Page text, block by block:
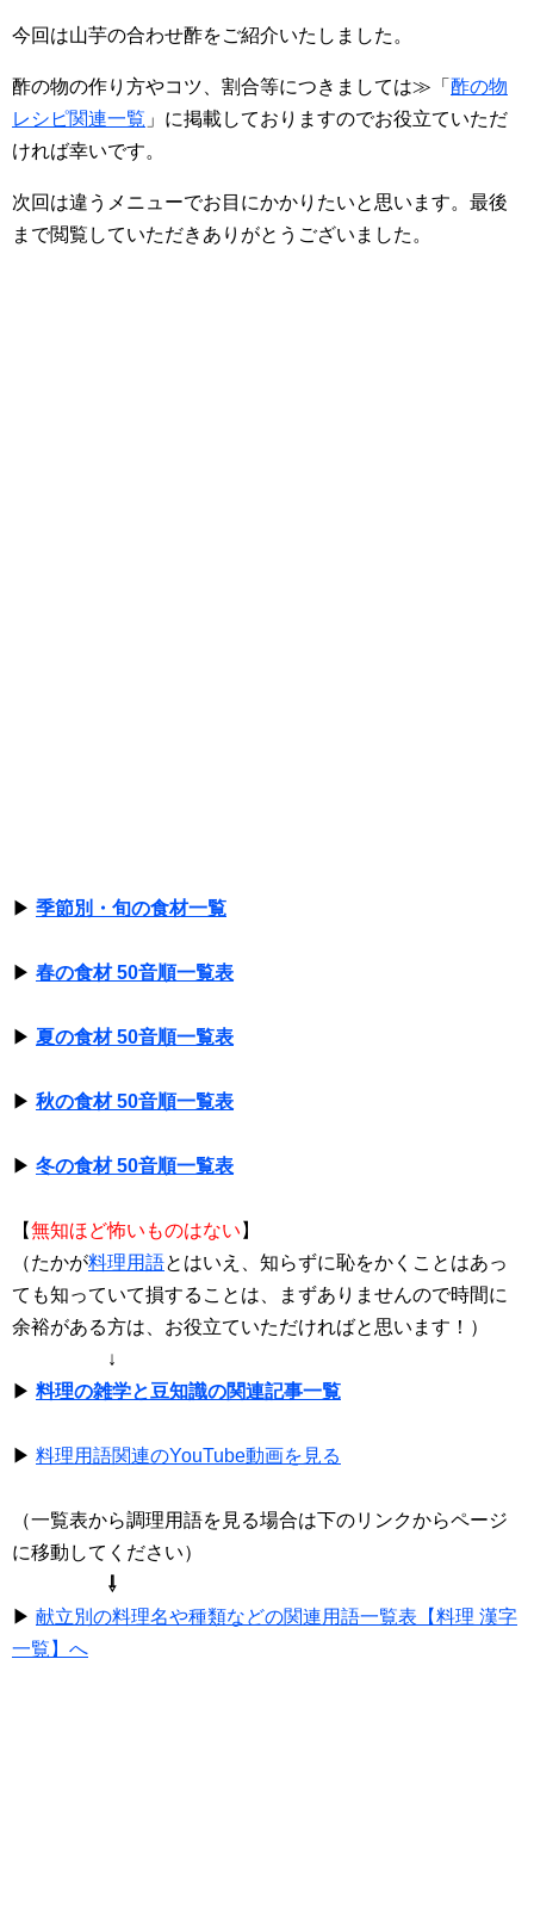
今回は山芋の合わせ酢をご紹介いたしました。
酢の物の作り方やコツ、割合等につきましては≫「 酢の物
レシピ関連一覧 」に掲載しておりますのでお役立ていただ
ければ幸いです。
次回は違うメニューでお目にかかりたいと思います。最後
まで閲覧していただきありがとうございました。
▶ 季節別・旬の食材一覧
▶ 春の食材 50音順一覧表
▶ 夏の食材 50音順一覧表
▶ 秋の食材 50音順一覧表
▶ 冬の食材 50音順一覧表
【無知ほど怖いものはない 】
（たかが料理用語とはいえ、知らずに恥をかくことはあっ
ても知っていて損することは、まずありませんので時間に
余裕がある方は、お役立ていただければと思います！）
↓
▶ 料理の雑学と豆知識の関連記事一覧
▶ 料理用語関連のYouTube動画を見る
（一覧表から調理用語を見る場合は下のリンクからページ
に移動してください）
⇩
▶ 献立別の料理名や種類などの関連用語一覧表【料理 漢字
一覧】へ